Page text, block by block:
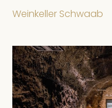
Weinkeller Schwaab